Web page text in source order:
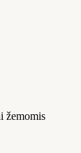
žemomis